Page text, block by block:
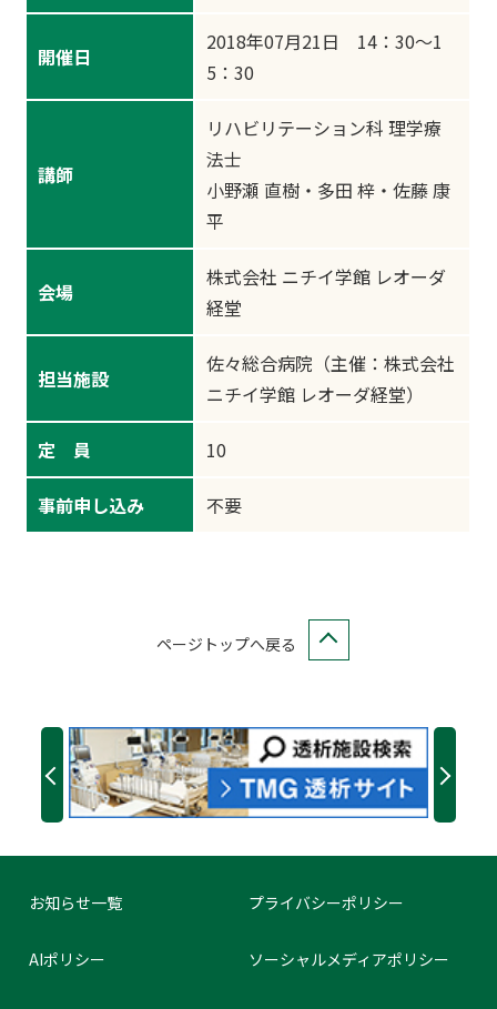
開催日
2018年07月21日 14：30～1
5：30
講師
リハビリテーション科 理学療
法士
小野瀬 直樹・多田 梓・佐藤 康
平
会場
株式会社 ニチイ学館 レオーダ
経堂
担当施設
佐々総合病院（主催：株式会社
ニチイ学館 レオーダ経堂）
定 員 10
事前申し込み 不要
ページトップへ戻る
お知らせ一覧 プライバシーポリシー
AIポリシー ソーシャルメディアポリシー